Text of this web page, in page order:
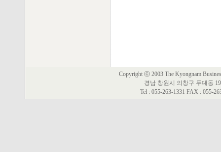
Copyright ⓒ 2003 The Kyongnam
경남 창원시 의창구 두대동
Tel : 055-263-1331 FAX : 055-